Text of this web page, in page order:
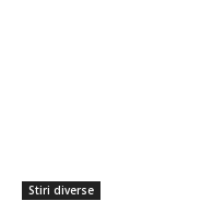
Stiri diverse